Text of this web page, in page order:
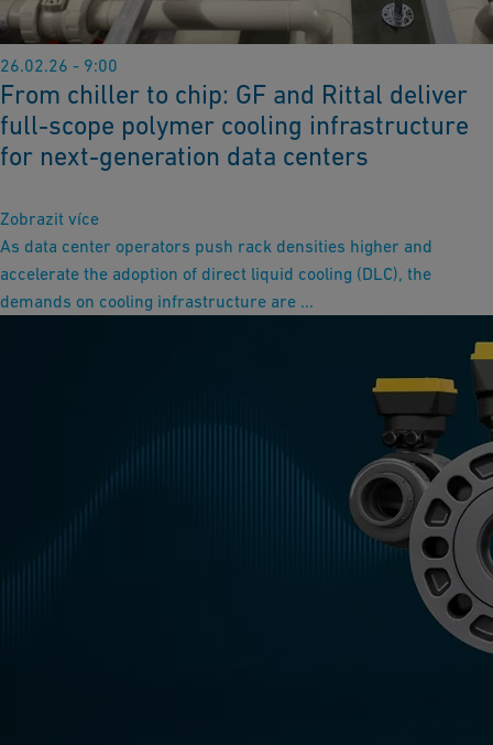
26.02.26 - 9:00
From chiller to chip: GF and Rittal deliver
full-scope polymer cooling infrastructure
for next-generation data centers
Zobrazit více
As data center operators push rack densities higher and
accelerate the adoption of direct liquid cooling (DLC), the
demands on cooling infrastructure are ...